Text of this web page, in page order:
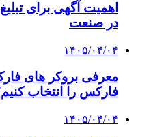
اهمیت آگهی برای
در صنعت
۱۴۰۵/۰۴/۰۴
معرفی بروکر های
فارکس را انتخاب
۱۴۰۵/۰۴/۰۴